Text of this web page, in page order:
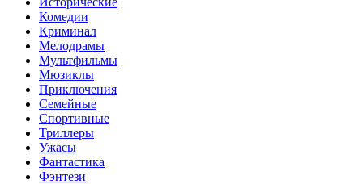
Комедии
Криминал
Мелодрамы
Мультфильмы
Мюзиклы
Приключения
Семейные
Спортивные
Триллеры
Ужасы
Фантастика
Фэнтези